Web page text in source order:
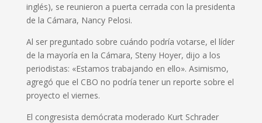
inglés), se reunieron a puerta cerrada con la presidenta
de la Cámara, Nancy Pelosi.
Al ser preguntado sobre cuándo podría votarse, el líder
de la mayoría en la Cámara, Steny Hoyer, dijo a los
periodistas: «Estamos trabajando en ello». Asimismo,
agregó que el CBO no podría tener un reporte sobre el
proyecto el viernes.
El congresista demócrata moderado Kurt Schrader